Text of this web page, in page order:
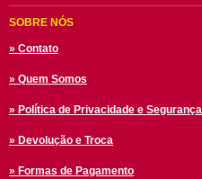
SOBRE NÓS
» Contato
» Quem Somos
» Política de Privacidade e Segurança
» Devolução e Troca
» Formas de Pagamento